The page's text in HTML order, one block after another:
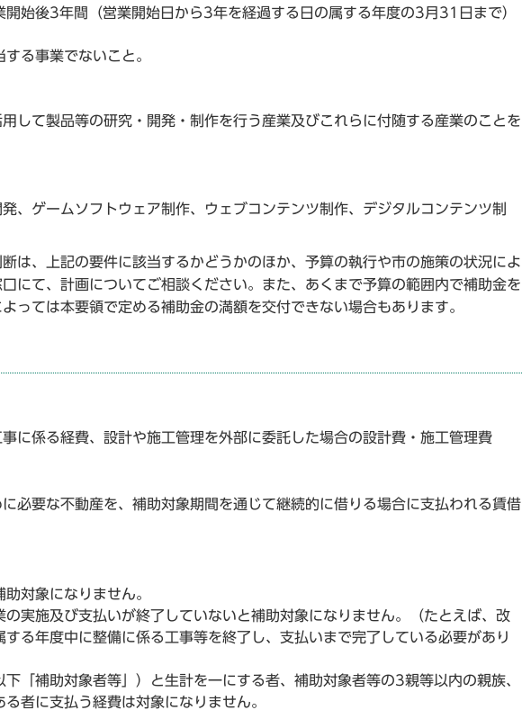
開始後3年間（営業開始日から3年を経過する日の属する年度の3月31日まで）
る事業でないこと。
して製品等の研究・開発・制作を行う産業及びこれらに付随する産業のことを
、ゲームソフトウェア制作、ウェブコンテンツ制作、デジタルコンテンツ制
は、上記の要件に該当するかどうかのほか、予算の執行や市の施策の状況によ
にて、計画についてご相談ください。また、あくまで予算の範囲内で補助金を
っては本要領で定める補助金の満額を交付できない場合もあります。
に係る経費、設計や施工管理を外部に委託した場合の設計費・施工管理費
必要な不動産を、補助対象期間を通じて継続的に借りる場合に支払われる賃借
対象になりません。
実施及び支払いが終了していないと補助対象になりません。（たとえば、改
る年度中に整備に係る工事等を終了し、支払いまで完了している必要があり
「補助対象者等」）と生計を一にする者、補助対象者等の3親等以内の親族、
る者に支払う経費は対象になりません。